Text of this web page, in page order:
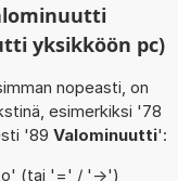
yksikköön pc)
nopeasti, on
esimerkiksi '78
'89 Valominuutti':
(tai '=' / '->')